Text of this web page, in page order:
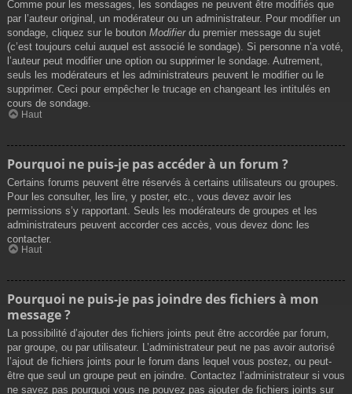
Comme pour les messages, les sondages ne peuvent être modifiés que
par l’auteur original, un modérateur ou un administrateur. Pour modifier un
sondage, cliquez sur le bouton Modifierdu premier message du sujet
(c’est toujours celui auquel est associé le sondage). Si personne n’a voté,
l’auteur peut modifier une option ou supprimer le sondage. Autrement,
seuls les modérateurs et les administrateurs peuvent le modifier ou le
supprimer. Ceci pour empêcher le trucage en changeant les intitulés en
cours de sondage.
Haut
Pourquoi ne puis-je pas accéder à un forum ?
Certains forums peuvent être réservés à certains utilisateurs ou groupes.
Pour les consulter, les lire, y poster, etc., vous devez avoir les
permissions s’y rapportant. Seuls les modérateurs de groupes et les
administrateurs peuvent accorder ces accès, vous devez donc les
contacter.
Haut
Pourquoi ne puis-je pas joindre des fichiers à mon
message ?
La possibilité d’ajouter des fichiers joints peut être accordée par forum,
par groupe, ou par utilisateur. L’administrateur peut ne pas avoir autorisé
l’ajout de fichiers joints pour le forum dans lequel vous postez, ou peut-
être que seul un groupe peut en joindre. Contactez l’administrateur si vous
ne savez pas pourquoi vous ne pouvez pas ajouter de fichiers joints sur